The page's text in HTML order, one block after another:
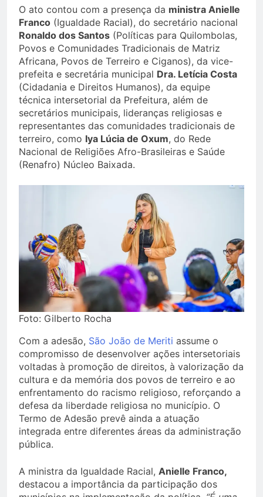
O ato contou com a presença da ministra Anielle
Franco (Igualdade Racial), do secretário nacional
Ronaldo dos Santos (Políticas para Quilombolas,
Povos e Comunidades Tradicionais de Matriz
Africana, Povos de Terreiro e Ciganos), da vice-
prefeita e secretária municipal Dra. Letícia Costa
(Cidadania e Direitos Humanos), da equipe
técnica intersetorial da Prefeitura, além de
secretários municipais, lideranças religiosas e
representantes das comunidades tradicionais de
terreiro, como Iya Lúcia de Oxum, do Rede
Nacional de Religiões Afro-Brasileiras e Saúde
(Renafro) Núcleo Baixada.
Foto: Gilberto Rocha
Com a adesão, São João de Meriti assume o
compromisso de desenvolver ações intersetoriais
voltadas à promoção de direitos, à valorização da
cultura e da memória dos povos de terreiro e ao
enfrentamento do racismo religioso, reforçando a
defesa da liberdade religiosa no município. O
Termo de Adesão prevê ainda a atuação
integrada entre diferentes áreas da administração
pública.
A ministra da Igualdade Racial, Anielle Franco,
destacou a importância da participação dos